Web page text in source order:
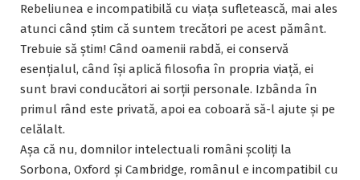
Rebeliunea e incompatibilă cu viața sufletească, mai ales
atunci când știm că suntem trecători pe acest pământ.
Trebuie să știm! Când oamenii rabdă, ei conservă
esențialul, când își aplică filosofia în propria viață, ei
sunt bravi conducători ai sorții personale. Izbânda în
primul rând este privată, apoi ea coboară să-l ajute și pe
celălalt.
Așa că nu, domnilor intelectuali români școliți la
Sorbona, Oxford și Cambridge, românul e incompatibil cu